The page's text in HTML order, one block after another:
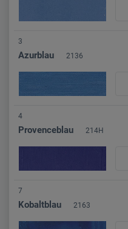
3
Azurblau 2136
4
Provenceblau 214H
7
Kobaltblau 2163